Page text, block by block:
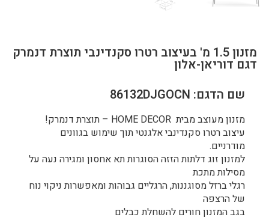
מזנון 1.5 מ' בעיצוב רטרו סקנדינבי תוצרת דנמרק
דגם דוריאן-אלון
שם הדגם: 86132DJGOCN
מזנון מעוצב מבית HOME DECOR – תוצרת דנמרק!
עיצוב רטרו סקנדינבי אלגנטי תוך שימוש בגוונים
מודרניים.
למזנון זוג דלתות הזזה הסוגרות תא אחסון ומגירה נעה על
מסילות מתכת
רגלי ברזל מסוגננות, הרגליים גבוהות ומאפשרות ניקוי נוח
של הרצפה
בגב המזנון חורים להשחלת כבלים